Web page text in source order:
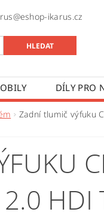
ikarus.cz
DÍLY PRO
VÝROBA
Zadní tlumič výfuku
HDI